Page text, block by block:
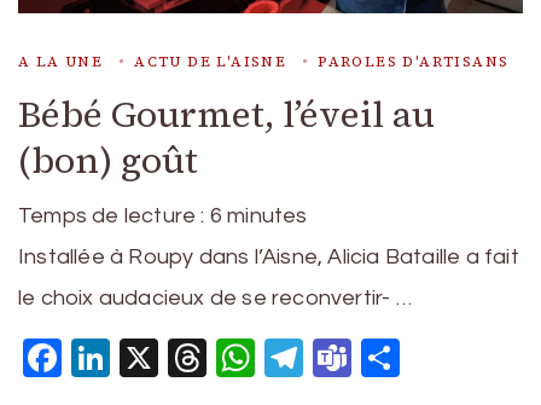
A LA UNE ACTU DE L'AISNE PAROLES D'ARTISANS
Bébé Gourmet, l’éveil au
(bon) goût
Temps de lecture : 6 minutes
Installée à Roupy dans l’Aisne, Alicia Bataille a fait
le choix audacieux de se reconvertir- …
Facebook
LinkedIn
X Threads
WhatsApp
Telegram
Teams